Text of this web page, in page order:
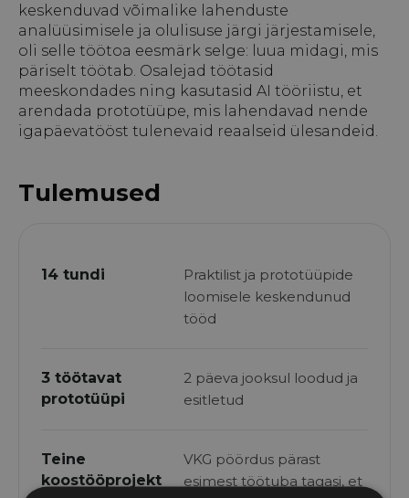
keskenduvad võimalike lahenduste
analüüsimisele ja olulisuse järgi järjestamisele,
oli selle töötoa eesmärk selge: luua midagi, mis
päriselt töötab. Osalejad töötasid
meeskondades ning kasutasid AI tööriistu, et
arendada prototüüpe, mis lahendavad nende
igapäevatööst tulenevaid reaalseid ülesandeid.
Tulemused
14 tundi
Praktilist ja prototüüpide
loomisele keskendunud
tööd
3 töötavat
prototüüpi
2 päeva jooksul loodud ja
esitletud
Teine
koostööprojekt
VKG pöördus pärast
esimest töötuba tagasi, et